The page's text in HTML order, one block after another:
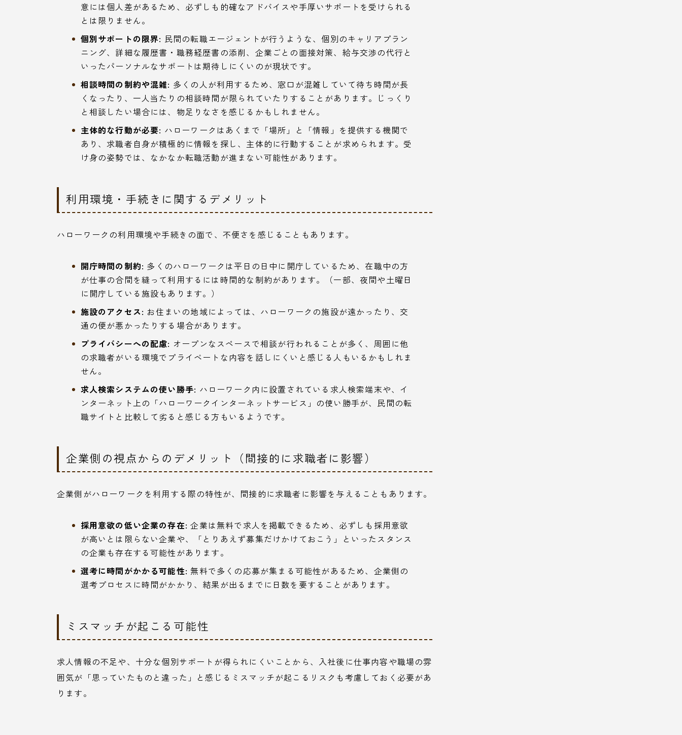
意には個人差があるため、必ずしも的確なアドバイスや手厚いサポートを受けられる
とは限りません。
個別サポートの限界: 民間の転職エージェントが行うような、個別のキャリアプラン
ニング、詳細な履歴書・職務経歴書の添削、企業ごとの面接対策、給与交渉の代行と
いったパーソナルなサポートは期待しにくいのが現状です。
相談時間の制約や混雑: 多くの人が利用するため、窓口が混雑していて待ち時間が長
くなったり、一人当たりの相談時間が限られていたりすることがあります。じっくり
と相談したい場合には、物足りなさを感じるかもしれません。
主体的な行動が必要: ハローワークはあくまで「場所」と「情報」を提供する機関で
あり、求職者自身が積極的に情報を探し、主体的に行動することが求められます。受
け身の姿勢では、なかなか転職活動が進まない可能性があります。
利用環境・手続きに関するデメリット
ハローワークの利用環境や手続きの面で、不便さを感じることもあります。
開庁時間の制約: 多くのハローワークは平日の日中に開庁しているため、在職中の方
が仕事の合間を縫って利用するには時間的な制約があります。（一部、夜間や土曜日
に開庁している施設もあります。）
施設のアクセス: お住まいの地域によっては、ハローワークの施設が遠かったり、交
通の便が悪かったりする場合があります。
プライバシーへの配慮: オープンなスペースで相談が行われることが多く、周囲に他
の求職者がいる環境でプライベートな内容を話しにくいと感じる人もいるかもしれま
せん。
求人検索システムの使い勝手: ハローワーク内に設置されている求人検索端末や、イ
ンターネット上の「ハローワークインターネットサービス」の使い勝手が、民間の転
職サイトと比較して劣ると感じる方もいるようです。
企業側の視点からのデメリット（間接的に求職者に影響）
企業側がハローワークを利用する際の特性が、間接的に求職者に影響を与えることもあります。
採用意欲の低い企業の存在: 企業は無料で求人を掲載できるため、必ずしも採用意欲
が高いとは限らない企業や、「とりあえず募集だけかけておこう」といったスタンス
の企業も存在する可能性があります。
選考に時間がかかる可能性: 無料で多くの応募が集まる可能性があるため、企業側の
選考プロセスに時間がかかり、結果が出るまでに日数を要することがあります。
ミスマッチが起こる可能性
求人情報の不足や、十分な個別サポートが得られにくいことから、入社後に仕事内容や職場の雰
囲気が「思っていたものと違った」と感じるミスマッチが起こるリスクも考慮しておく必要があ
ります。